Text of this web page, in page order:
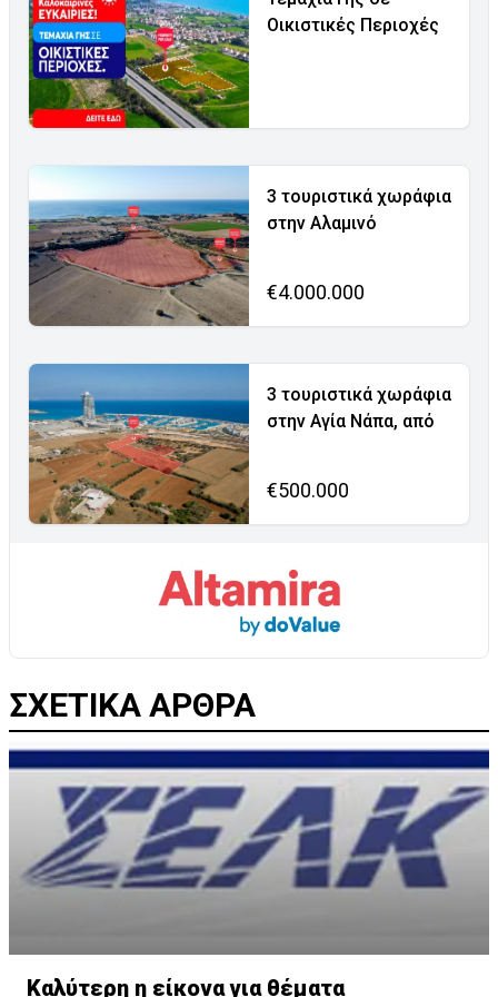
Οικιστικές Περιοχές
3 τουριστικά χωράφια
στην Αλαμινό
€4.000.000
3 τουριστικά χωράφια
στην Αγία Νάπα, από
€500.000
ΣΧΕΤΙΚΑ ΑΡΘΡΑ
Καλύτερη η είκονα για θέματα